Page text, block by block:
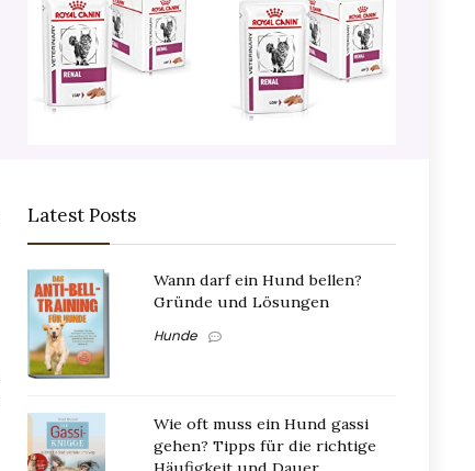
Latest Posts
Wann darf ein Hund bellen?
Gründe und Lösungen
Hunde
Wie oft muss ein Hund gassi
gehen? Tipps für die richtige